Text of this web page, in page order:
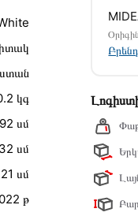
են և
կգ
92 սմ
32 սմ
21 սմ
թ